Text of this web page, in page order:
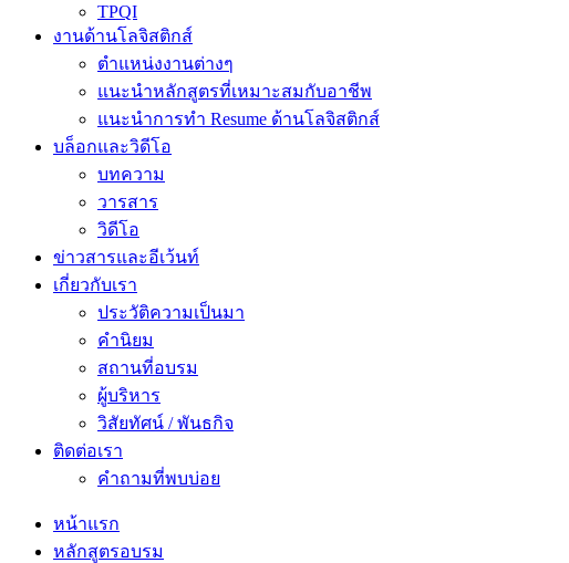
TPQI
งานด้านโลจิสติกส์
ตำแหน่งงานต่างๆ
แนะนำหลักสูตรที่เหมาะสมกับอาชีพ
แนะนำการทำ Resume ด้านโลจิสติกส์
บล็อกและวิดีโอ
บทความ
วารสาร
วิดีโอ
ข่าวสารและอีเว้นท์
เกี่ยวกับเรา
ประวัติความเป็นมา
คำนิยม
สถานที่อบรม
ผู้บริหาร
วิสัยทัศน์ / พันธกิจ
ติดต่อเรา
คำถามที่พบบ่อย
หน้าแรก
หลักสูตรอบรม